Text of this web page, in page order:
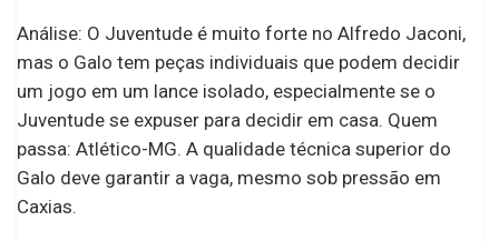
Análise: O Juventude é muito forte no Alfredo Jaconi,
mas o Galo tem peças individuais que podem decidir
um jogo em um lance isolado, especialmente se o
Juventude se expuser para decidir em casa. Quem
passa: Atlético-MG. A qualidade técnica superior do
Galo deve garantir a vaga, mesmo sob pressão em
Caxias.